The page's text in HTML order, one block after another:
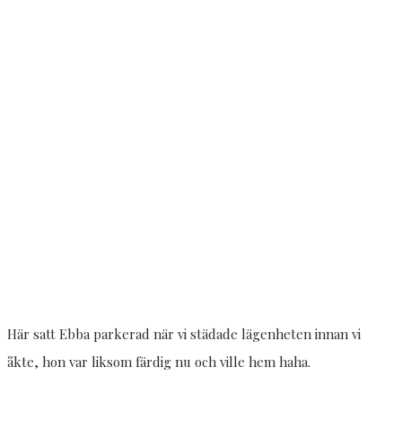
Här satt Ebba parkerad när vi städade lägenheten innan vi
åkte, hon var liksom färdig nu och ville hem haha.